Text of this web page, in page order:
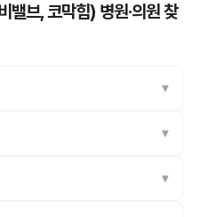
밸브, 코막힘) 병원·의원찾